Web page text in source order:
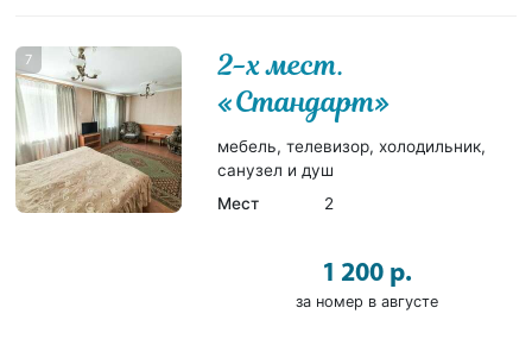
7
2-х мест.
«Стандарт»
мебель, телевизор, холодильник,
санузел и душ
Мест
2
1 200 р.
за номер в августе